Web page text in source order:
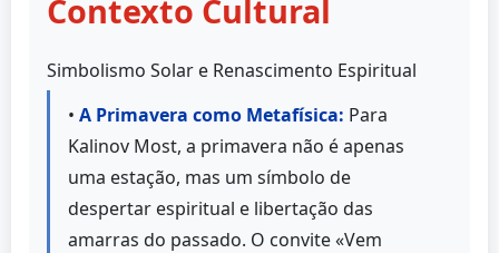
Contexto Cultural
Simbolismo Solar e Renascimento Espiritual
• A Primavera como Metafísica: Para
Kalinov Most, a primavera não é apenas
uma estação, mas um símbolo de
despertar espiritual e libertação das
amarras do passado. O convite «Vem